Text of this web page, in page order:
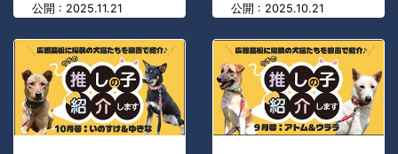
公開 : 2025.11.21
公開 : 2025.10.21